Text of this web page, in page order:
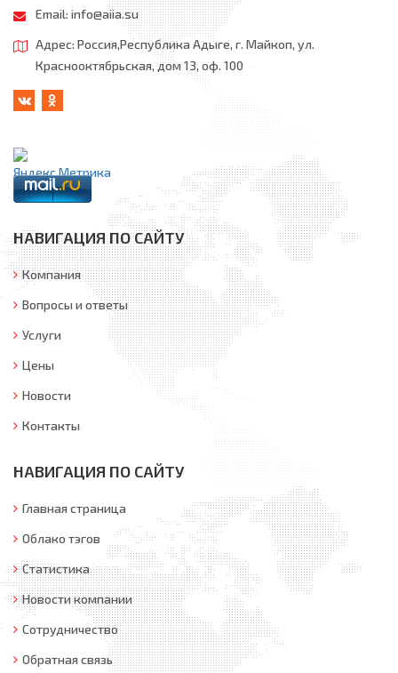
Email: info@aiia.su
Адрес: Россия,Республика Адыге, г. Майкоп, ул.
Краснооктябрьская, дом 13, оф. 100
НАВИГАЦИЯ ПО САЙТУ
Компания
Вопросы и ответы
Услуги
Цены
Новости
Контакты
НАВИГАЦИЯ ПО САЙТУ
Главная страница
Облако тэгов
Статистика
Новости компании
Сотрудничество
Обратная связь